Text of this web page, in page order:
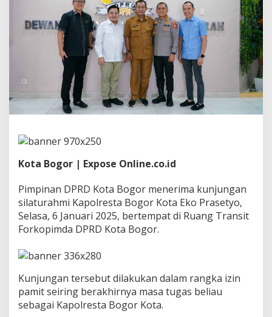
a
B
o
g
o
T
e
r
i
n
u
g
a
n
a
t
u
r
Kota Bogor | Expose Online.co.id
Pimpinan DPRD Kota Bogor menerima kunjungan
silaturahmi Kapolresta Bogor Kota Eko Prasetyo,
Selasa, 6 Januari 2025, bertempat di Ruang Transit
Forkopimda DPRD Kota Bogor.
Kunjungan tersebut dilakukan dalam rangka izin
pamit seiring berakhirnya masa tugas beliau
sebagai Kapolresta Bogor Kota.